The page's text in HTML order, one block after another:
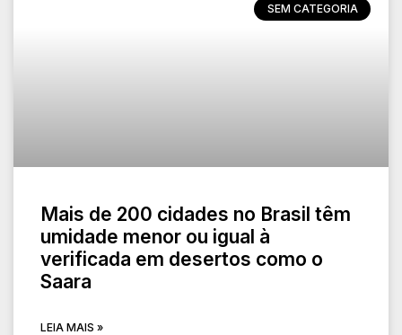
SEM CATEGORIA
Mais de 200 cidades no Brasil têm
umidade menor ou igual à
verificada em desertos como o
Saara
LEIA MAIS »